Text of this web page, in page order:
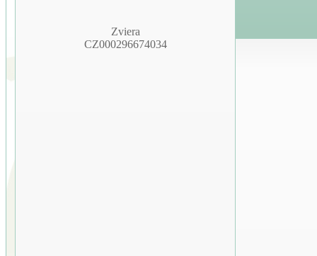
Zviera
CZ000296674034